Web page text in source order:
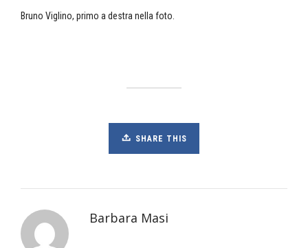
Bruno Viglino, primo a destra nella foto.
SHARE THIS
Barbara Masi